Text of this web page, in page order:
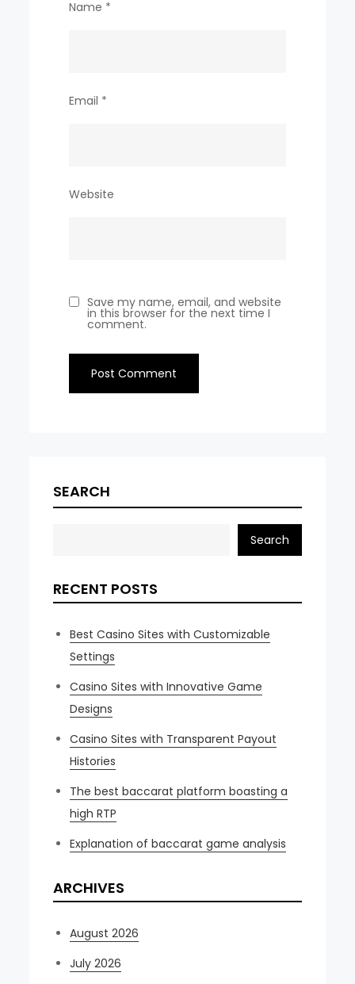
Name *
Email *
Website
Save my name, email, and website
in this browser for the next time I
comment.
SEARCH
Search
RECENT POSTS
Best Casino Sites with Customizable
Settings
Casino Sites with Innovative Game
Designs
Casino Sites with Transparent Payout
Histories
The best baccarat platform boasting a
high RTP
Explanation of baccarat game analysis
ARCHIVES
August 2026
July 2026